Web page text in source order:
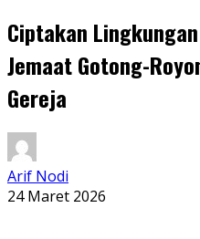
Ciptakan
Jemaat Gotong-
Gereja
Arif Nodi
24 Maret 2026